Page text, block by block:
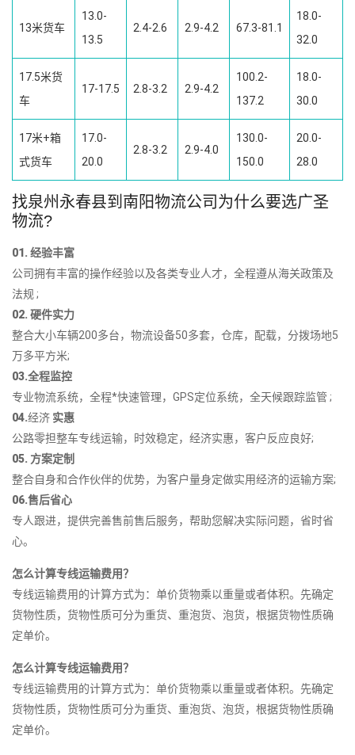
13米货车
13.0-
13.5
2.4-2.6 2.9-4.2 67.3-81.1
18.0-
32.0
17.5米货
车
17-17.5 2.8-3.2 2.9-4.2
100.2-
137.2
18.0-
30.0
17米+箱
式货车
17.0-
20.0
2.8-3.2 2.9-4.0
130.0-
150.0
20.0-
28.0
找泉州永春县到南阳物流公司为什么要选广圣
物流?
01. 经验丰富
公司拥有丰富的操作经验以及各类专业人才，全程遵从海关政策及
法规 ;
02. 硬件实力
整合大小车辆200多台，物流设备50多套，仓库，配载，分拨场地5
万多平方米;
03.全程监控
专业物流系统，全程*快速管理，GPS定位系统，全天候跟踪监管 ;
04.经济 实惠
公路零担整车专线运输，时效稳定，经济实惠，客户反应良好;
05. 方案定制
整合自身和合作伙伴的优势，为客户量身定做实用经济的运输方案;
06.售后省心
专人跟进，提供完善售前售后服务，帮助您解决实际问题，省时省
心。
怎么计算专线运输费用？
专线运输费用的计算方式为：单价货物乘以重量或者体积。先确定
货物性质，货物性质可分为重货、重泡货、泡货，根据货物性质确
定单价。
怎么计算专线运输费用？
专线运输费用的计算方式为：单价货物乘以重量或者体积。先确定
货物性质，货物性质可分为重货、重泡货、泡货，根据货物性质确
定单价。